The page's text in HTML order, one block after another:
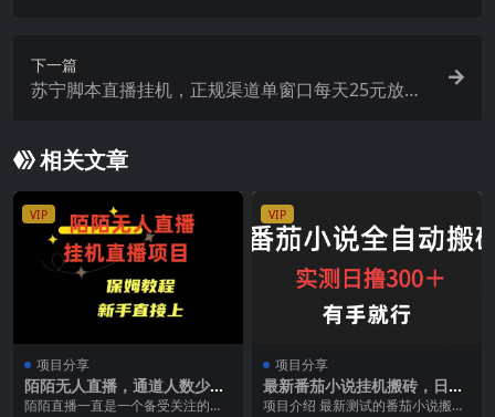
下一篇
苏宁脚本直播挂机，正规渠道单窗口每天25元放大
相关文章
VIP
项目分享
陌陌无人直播，通道人数少，
新手容易上手
陌陌直播一直是一个备受关注的小
VIP
项目分享
最新番茄小说挂机搬砖，日撸
300＋！有手就行，可矩阵放
项目介绍 最新测试的番茄小说搬